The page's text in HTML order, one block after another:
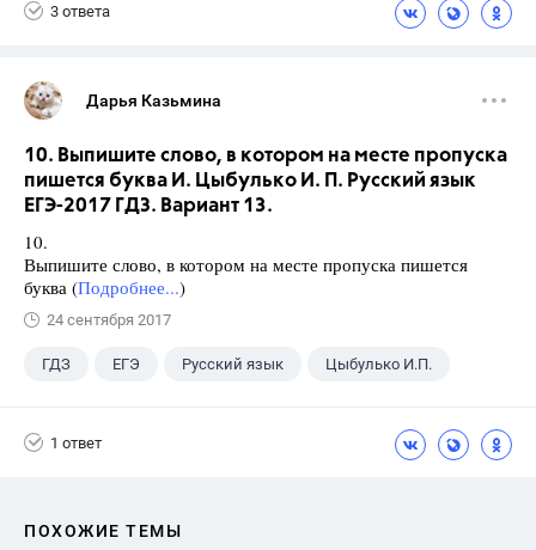
3 ответа
Дарья Казьмина
10. Выпишите слово, в котором на месте пропуска
пишется буква И. Цыбулько И. П. Русский язык
ЕГЭ-2017 ГДЗ. Вариант 13.
10.
Выпишите слово, в котором на месте пропуска пишется
буква (Подробнее...)
24 сентября 2017
ГДЗ ЕГЭ Русский язык Цыбулько И.П.
1 ответ
ПОХОЖИЕ ТЕМЫ